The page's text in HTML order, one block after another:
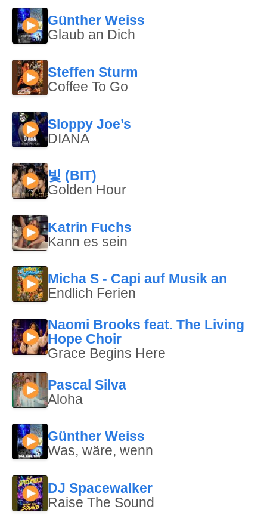
Günther Weiss
Glaub an Dich
Steffen Sturm
Coffee To Go
Sloppy Joe’s
DIANA
빛 (BIT)
Golden Hour
Katrin Fuchs
Kann es sein
Micha S - Capi auf Musik an
Endlich Ferien
Naomi Brooks feat. The Living
Hope Choir
Grace Begins Here
Pascal Silva
Aloha
Günther Weiss
Was, wäre, wenn
DJ Spacewalker
Raise The Sound